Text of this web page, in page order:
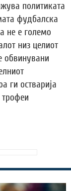
политиката
фудбалска
не е големо
низ целиот
обвинувани
ги остварија
трофеи